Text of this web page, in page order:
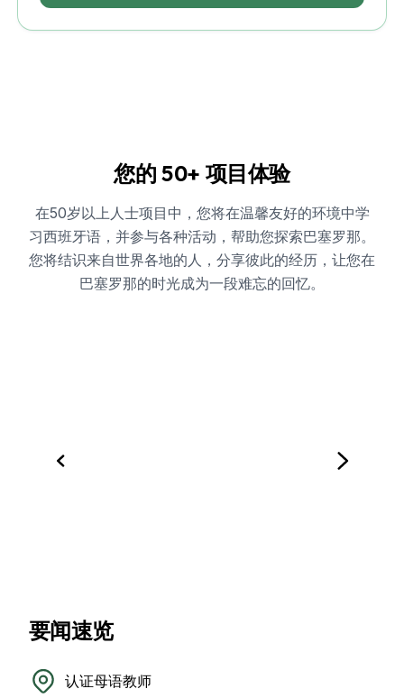
您的 50+ 项目体验
在50岁以上人士项目中，您将在温馨友好的环境中学
习西班牙语，并参与各种活动，帮助您探索巴塞罗那。
您将结识来自世界各地的人，分享彼此的经历，让您在
巴塞罗那的时光成为一段难忘的回忆。
要闻速览
认证母语教师